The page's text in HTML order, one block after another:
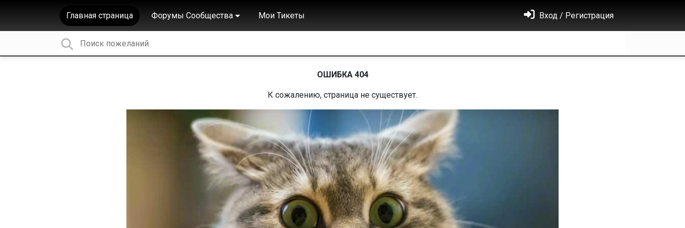
Главная страница Форумы Сообщества Мои Тикеты Вход / Регистрация
ОШИБКА 404
К сожалению, страница не существует.